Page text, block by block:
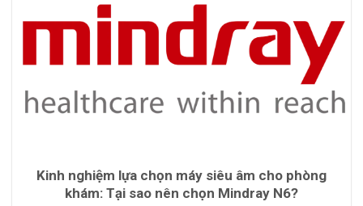
Kinh nghiệm lựa chọn máy siêu âm cho phòng
khám: Tại sao nên chọn Mindray N6?